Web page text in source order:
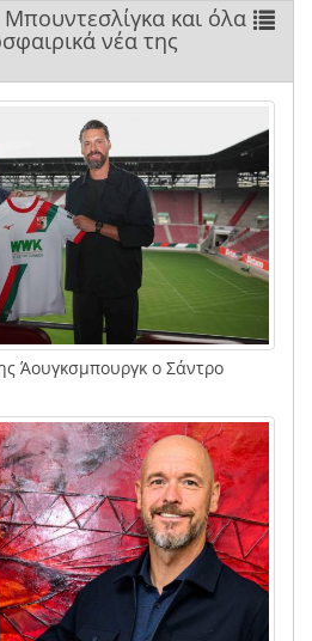
Μπουντεσλίγκα και όλα
νέα της
Άουγκσμπουργκ ο Σάντρο